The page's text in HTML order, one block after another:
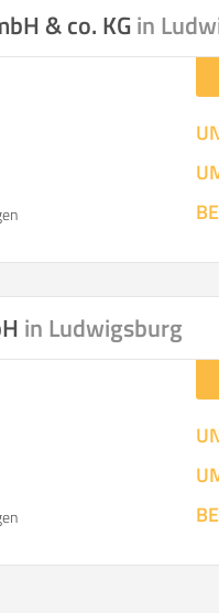
& co. KGin
in Ludwigsburg